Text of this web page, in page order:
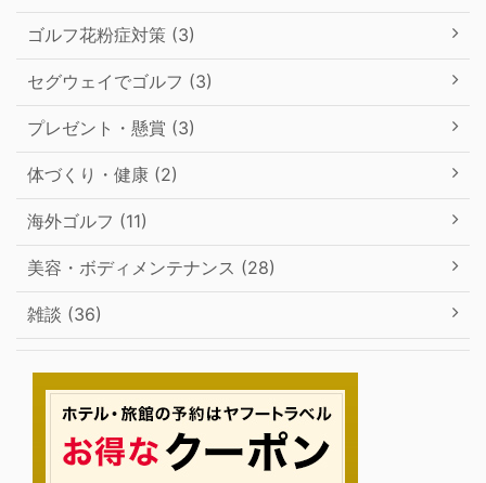
ゴルフ花粉症対策 (3)
セグウェイでゴルフ (3)
プレゼント・懸賞 (3)
体づくり・健康 (2)
海外ゴルフ (11)
美容・ボディメンテナンス (28)
雑談 (36)